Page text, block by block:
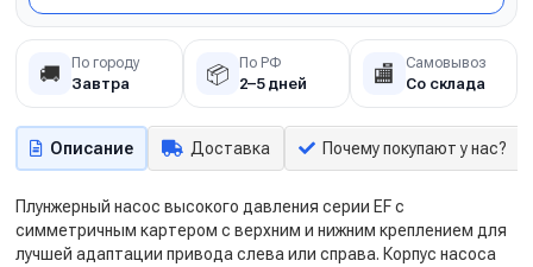
🚚 По городу
Завтра 📦 По РФ
2–5 дней 🏬 Самовывоз
Со склада
Описание Доставка Почему покупают у нас?
Плунжерный насос высокого давления серии EF с
симметричным картером с верхним и нижним креплением для
лучшей адаптации привода слева или справа. Корпус насоса